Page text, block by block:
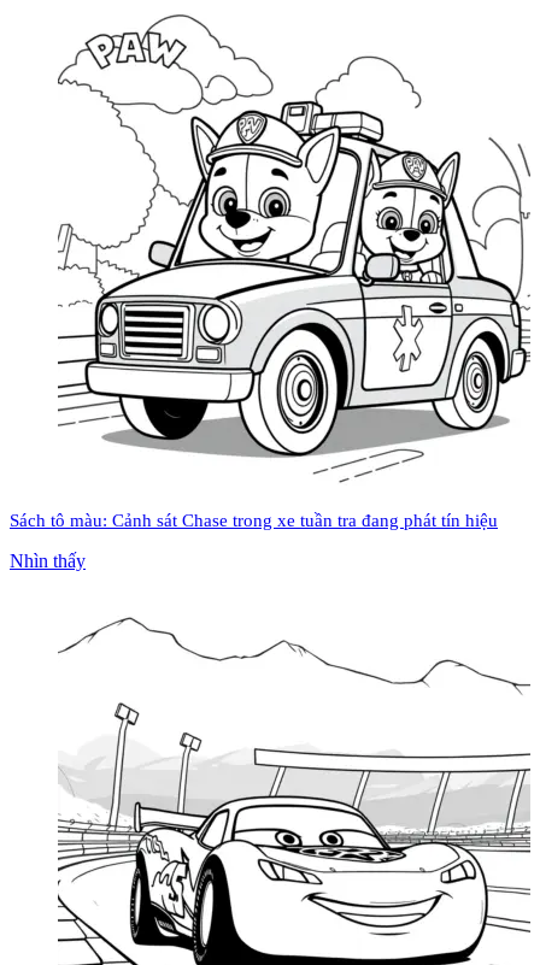
Sách tô màu: Cảnh sát Chase trong xe tuần tra đang phát tín hiệu
Nhìn thấy